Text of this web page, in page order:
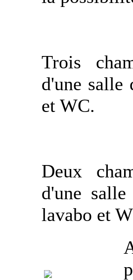
Trois
d'une salle
et WC.
Deux
d'une
lavabo et